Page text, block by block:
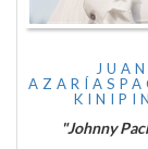
JUAN
"Johnny